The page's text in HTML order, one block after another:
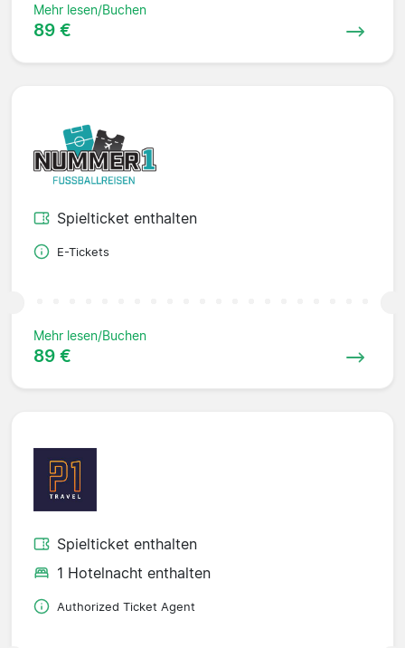
Mehr lesen/Buchen
89 €
Spielticket enthalten
E-Tickets
Mehr lesen/Buchen
89 €
Spielticket enthalten
1 Hotelnacht enthalten
Authorized Ticket Agent